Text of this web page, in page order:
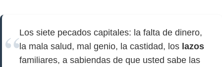
Los siete pecados capitales: la falta de dinero,
la mala salud, mal genio, la castidad, los lazos
familiares, a sabiendas de que usted sabe las